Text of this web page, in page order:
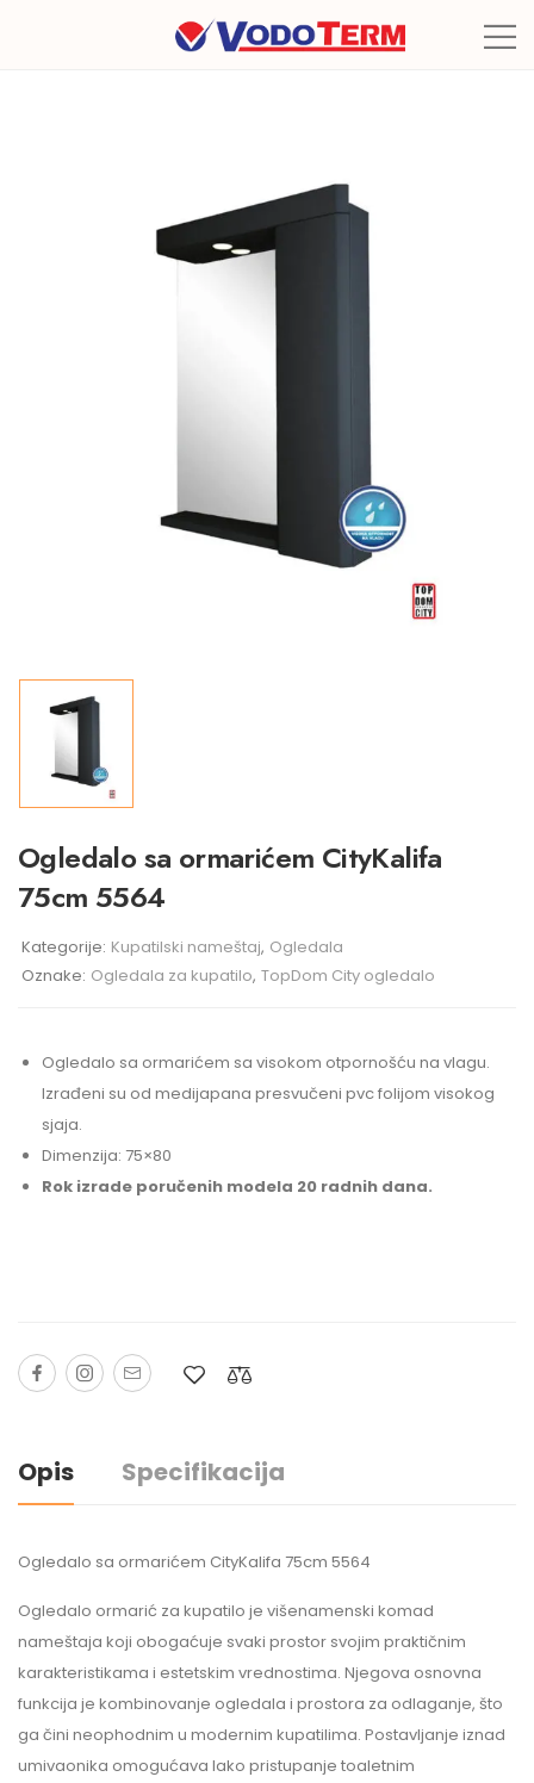
Ogledalo sa ormarićem CityKalifa
75cm 5564
Kategorije: Kupatilski nameštaj, Ogledala
Oznake: Ogledala za kupatilo, TopDom City ogledalo
Ogledalo sa ormarićem sa visokom otpornošću na vlagu.
Izrađeni su od medijapana presvučeni pvc folijom visokog
sjaja.
Dimenzija: 75×80
Rok izrade poručenih modela 20 radnih dana.
Opis Specifikacija
Ogledalo sa ormarićem CityKalifa 75cm 5564
Ogledalo ormarić za kupatilo je višenamenski komad
nameštaja koji obogaćuje svaki prostor svojim praktičnim
karakteristikama i estetskim vrednostima. Njegova osnovna
funkcija je kombinovanje ogledala i prostora za odlaganje, što
ga čini neophodnim u modernim kupatilima. Postavljanje iznad
umivaonika omogućava lako pristupanje toaletnim